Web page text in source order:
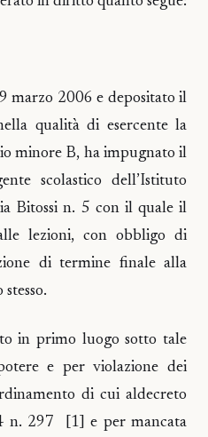
marzo 2006 e depositato il
qualità di esercente la
minore B, ha impugnato il
scolastico dell’Istituto
Bitossi n. 5 con il quale il
lezioni, con obbligo di
di termine finale alla
in primo luogo sotto tale
e per violazione dei
di cui aldecreto
n. 297 [1] e per mancata